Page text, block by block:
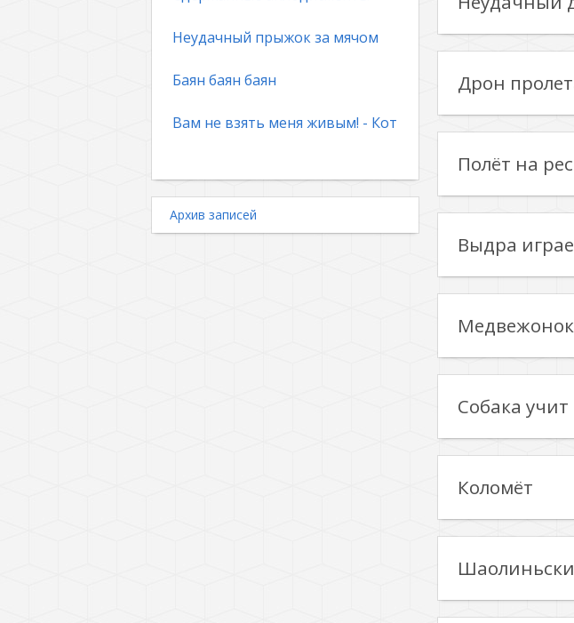
Дрон
Полёт на
Выдра
Собака учит
Коломёт
Неудачный прыжок за мячом
Баян баян баян
Вам не взять меня живым! - Кот
Архив записей